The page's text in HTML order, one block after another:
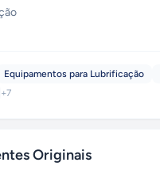
Equipamentos para Lubrificação
+7
Originais